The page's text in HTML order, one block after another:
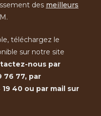
des meilleurs
téléchargez le
sur notre site
nous par
76 77, par
40 ou par mail sur